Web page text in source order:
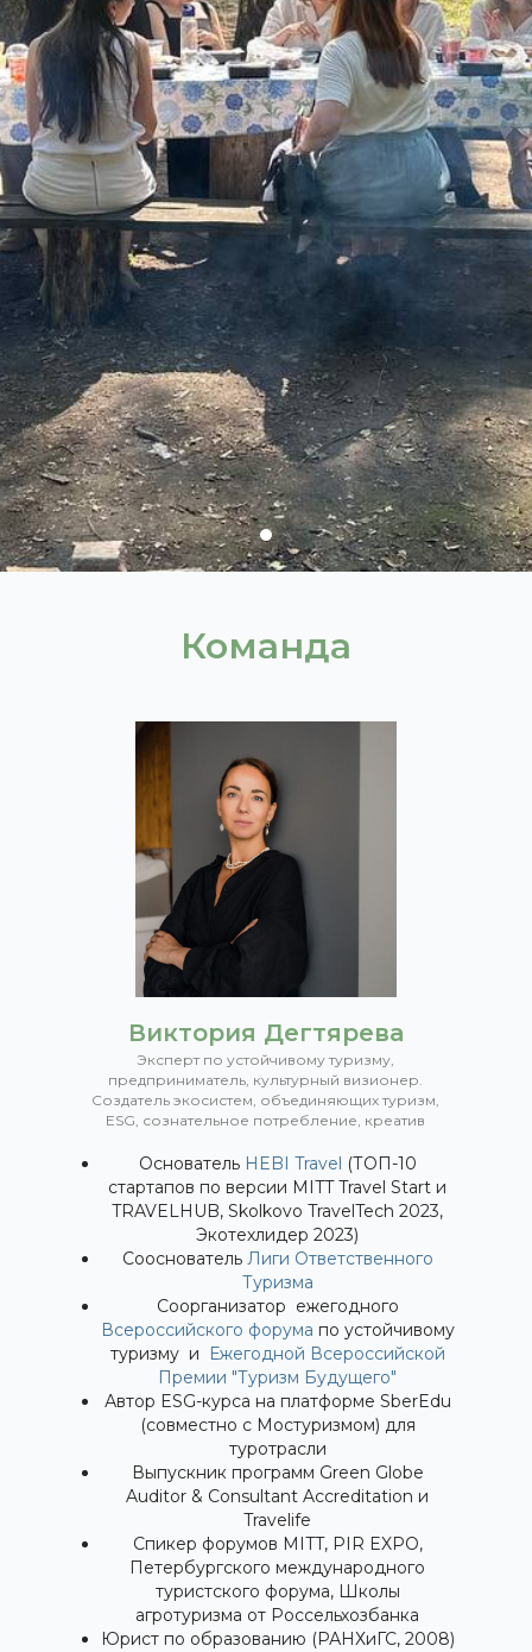
Команда
Виктория Дегтярева
Эксперт по устойчивому туризму,
предприниматель, культурный визионер.
Создатель экосистем, объединяющих туризм,
ESG, сознательное потребление, креатив
Основатель HEBI Travel (ТОП-10
стартапов по версии MITT Travel Start и
TRAVELHUB, Skolkovo TravelTech 2023,
Экотехлидер 2023)
Сооснователь Лиги Ответственного
Туризма
Соорганизатор ежегодного
Всероссийского форума по устойчивому
туризму и
Ежегодной Всероссийской
Премии "Туризм Будущего"
Автор ESG-курса на платформе SberEdu
(совместно с Мостуризмом) для
туротрасли
Выпускник программ Green Globe
Auditor & Consultant Accreditation и
Travelife
Спикер форумов MITT, PIR EXPO,
Петербургского международного
туристского форума, Школы
агротуризма от Россельхозбанка
Юрист по образованию (РАНХиГС, 2008)